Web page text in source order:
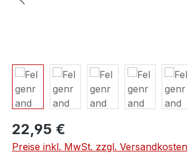
22,95 €
Preise inkl. MwSt. zzgl. Versandkosten